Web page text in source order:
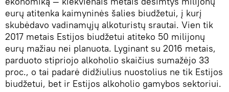
eurų atitenka kaimyninės šalies biudžetui, į kurį
skubėdavo vadinamųjų alkoturistų srautai. Vien tik
2017 metais Estijos biudžetui atiteko 50 milijonų
eurų mažiau nei planuota. Lyginant su 2016 metais,
parduoto stipriojo alkoholio skaičius sumažėjo 33
proc., o tai padarė didžiulius nuostolius ne tik Estijos
biudžetui, bet ir Estijos alkoholio gamybos sektoriui.